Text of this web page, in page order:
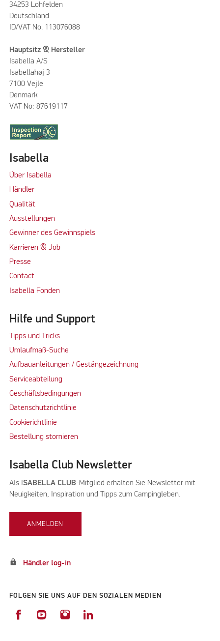
34253 Lohfelden
Deutschland
ID/VAT No. 113076088
Hauptsitz & Hersteller
Isabella A/S
Isabellahøj 3
7100 Vejle
Denmark
VAT No: 87619117
Isabella
Über Isabella
Händler
Qualität
Ausstellungen
Gewinner des Gewinnspiels
Karrieren & Job
Presse
Contact
Isabella Fonden
Hilfe und Support
Tipps und Tricks
Umlaufmaß-Suche
Aufbauanleitungen / Gestängezeichnung
Serviceabteilung
Geschäftsbedingungen
Datenschutzrichtlinie
Cookierichtlinie
Bestellung stornieren
Isabella Club Newsletter
Als I SABELLA CLUB-Mitglied erhalten Sie Newsletter mit
Neuigkeiten, Inspiration und Tipps zum Campingleben.
ANMELDEN
lock Händler log-in
FOLGEN SIE UNS AUF DEN SOZIALEN MEDIEN